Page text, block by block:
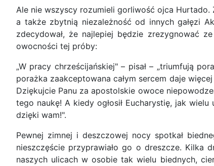
Ale nie wszyscy rozumieli gorliwość ojca Hurtado.
a także zbytnią niezależność od innych gałęzi
zdecydował, że najlepiej będzie zrezygnować
owocności tej próby:
„W pracy chrześcijańskiej" – pisał – „triumfują
porażka zaakceptowana całym sercem daje
Dziękujcie Panu za apostolskie owoce
tego naukę! A kiedy ogłosił Eucharystię, jak
dzięki wam!".
Pewnej zimnej i deszczowej nocy spotkał
nieszczęście przyprawiało go o dreszcze. Kilka
naszych ulicach w osobie tak wielu biednych,